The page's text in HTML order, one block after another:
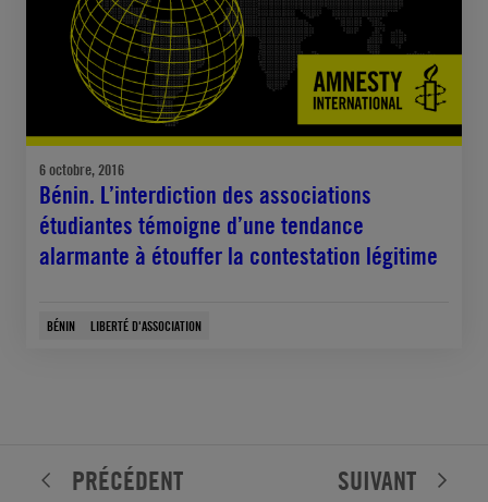
6 octobre, 2016
Bénin. L’interdiction des associations
étudiantes témoigne d’une tendance
alarmante à étouffer la contestation légitime
BÉNIN LIBERTÉ D'ASSOCIATION
PRÉCÉDENT SUIVANT